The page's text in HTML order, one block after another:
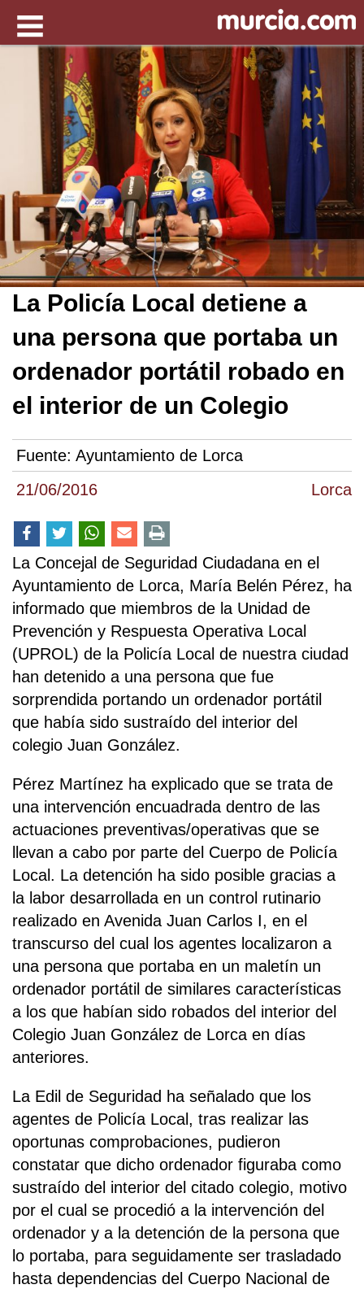
21/06/2016 Lorca
La Policía Local detiene a
una persona que portaba un
ordenador portátil robado en
el interior de un Colegio
Fuente: Ayuntamiento de Lorca
La Concejal de Seguridad Ciudadana en el
Ayuntamiento de Lorca, María Belén Pérez, ha
informado que miembros de la Unidad de
Prevención y Respuesta Operativa Local
(UPROL) de la Policía Local de nuestra ciudad
han detenido a una persona que fue
sorprendida portando un ordenador portátil
que había sido sustraído del interior del
colegio Juan González.
Pérez Martínez ha explicado que se trata de
una intervención encuadrada dentro de las
actuaciones preventivas/operativas que se
llevan a cabo por parte del Cuerpo de Policía
Local. La detención ha sido posible gracias a
la labor desarrollada en un control rutinario
realizado en Avenida Juan Carlos I, en el
transcurso del cual los agentes localizaron a
una persona que portaba en un maletín un
ordenador portátil de similares características
a los que habían sido robados del interior del
Colegio Juan González de Lorca en días
anteriores.
La Edil de Seguridad ha señalado que los
agentes de Policía Local, tras realizar las
oportunas comprobaciones, pudieron
constatar que dicho ordenador figuraba como
sustraído del interior del citado colegio, motivo
por el cual se procedió a la intervención del
ordenador y a la detención de la persona que
lo portaba, para seguidamente ser trasladado
hasta dependencias del Cuerpo Nacional de